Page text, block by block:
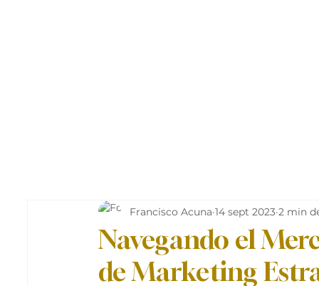
Navegando el
de Marketing
Francisco Acuna 14 sept 2023 2 min